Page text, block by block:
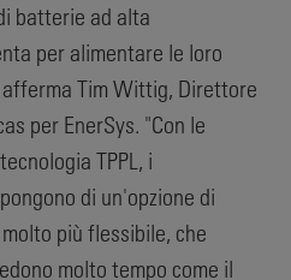
batterie ad alta
per alimentare le loro
Tim Wittig, Direttore
per EnerSys. "Con le
TPPL, i
di un'opzione di
più flessibile, che
molto tempo come il